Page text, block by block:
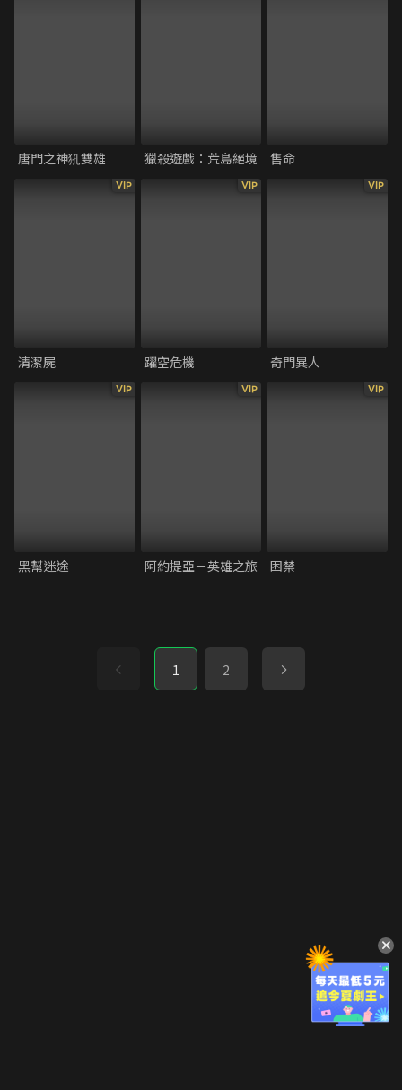
唐門之神犼雙雄 獵殺遊戲：荒島絕境 售命
VIP
清潔屍
VIP
躍空危機
VIP
奇門異人
VIP
黑幫迷途
VIP
阿約提亞－英雄之旅
VIP
困禁
1 2